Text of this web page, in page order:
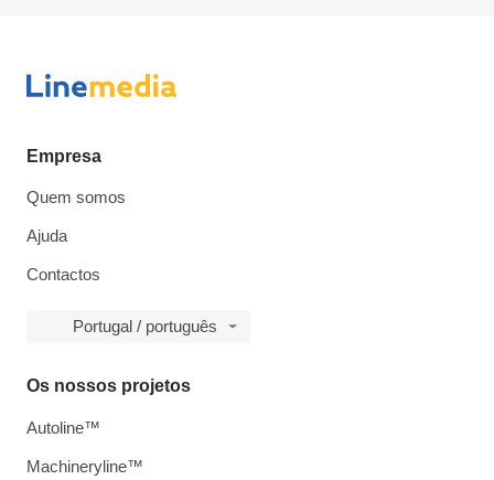
Empresa
Quem somos
Ajuda
Contactos
Portugal / português
Os nossos projetos
Autoline™
Machineryline™